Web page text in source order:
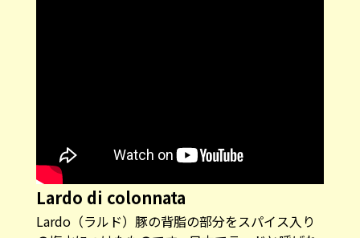
Lardo di colonnata
Lardo（ラルド）豚の背脂の部分をスパイス入り